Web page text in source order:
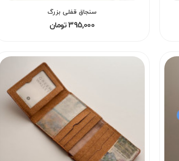
سنجاق قفلی بزرگ
395,000 تومان